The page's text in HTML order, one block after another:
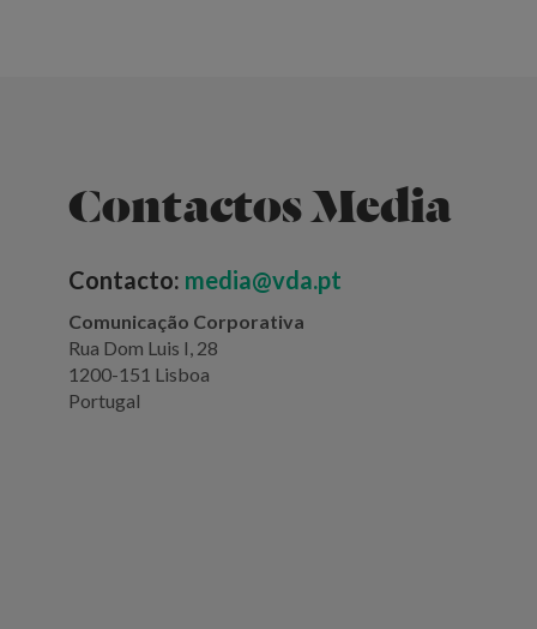
Contactos Media
Contacto: media@vda.pt
Comunicação Corporativa
Rua Dom Luis I, 28
1200-151 Lisboa
Portugal